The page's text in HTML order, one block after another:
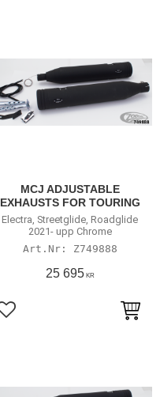
MCJ ADJUSTABLE
EXHAUSTS FOR TOURING
Electra, Streetglide, Roadglide
2021- upp Chrome
Z749888
25 695KR
Lägg till i favoriter